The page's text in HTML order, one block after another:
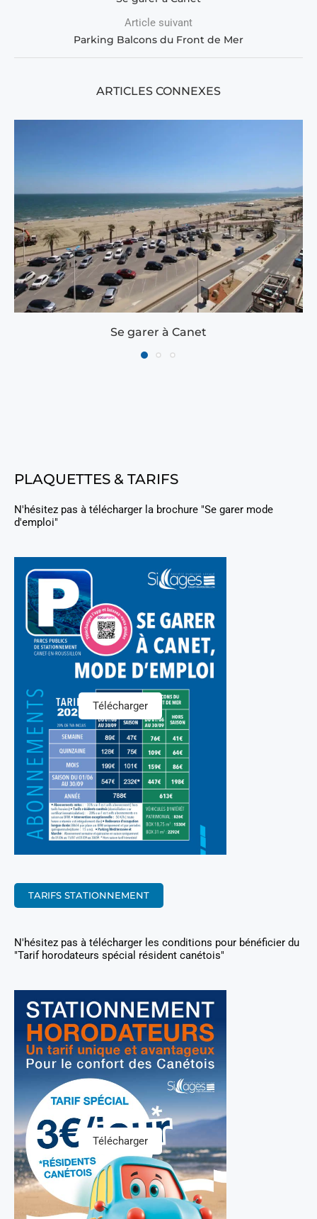
Article suivant
Parking Balcons du Front de Mer
ARTICLES CONNEXES
Se garer à Canet
PLAQUETTES & TARIFS
N'hésitez pas à télécharger la brochure "Se garer mode
d'emploi"
Télécharger
TARIFS STATIONNEMENT
N'hésitez pas à télécharger les conditions pour bénéficier du
"Tarif horodateurs spécial résident canétois"
Télécharger